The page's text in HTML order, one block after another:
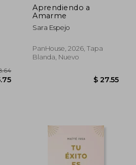
Aprendiendo a
Amarme
Sara Espejo
PanHouse, 2026, Tapa
Blanda, Nuevo